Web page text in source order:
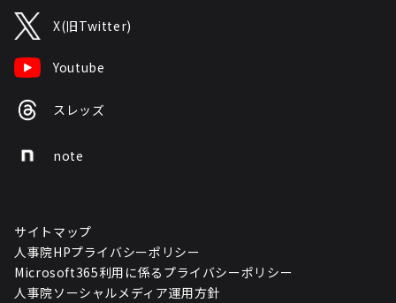
X(旧Twitter)
Youtube
スレッズ
note
サイトマップ
人事院HPプライバシーポリシー
Microsoft365利用に係るプライバシーポリシー
人事院ソーシャルメディア運用方針